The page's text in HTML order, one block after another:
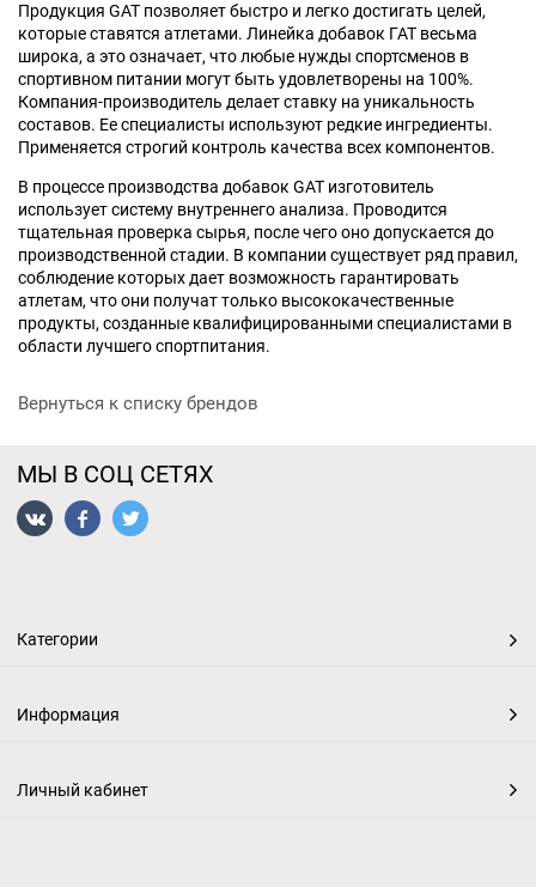
Продукция GAT позволяет быстро и легко достигать целей,
которые ставятся атлетами. Линейка добавок ГАТ весьма
широка, а это означает, что любые нужды спортсменов в
спортивном питании могут быть удовлетворены на 100%.
Компания-производитель делает ставку на уникальность
составов. Ее специалисты используют редкие ингредиенты.
Применяется строгий контроль качества всех компонентов.
В процессе производства добавок GAT изготовитель
использует систему внутреннего анализа. Проводится
тщательная проверка сырья, после чего оно допускается до
производственной стадии. В компании существует ряд правил,
соблюдение которых дает возможность гарантировать
атлетам, что они получат только высококачественные
продукты, созданные квалифицированными специалистами в
области лучшего спортпитания.
Вернуться к списку брендов
МЫ В СОЦ СЕТЯХ
Категории
Информация
Личный кабинет